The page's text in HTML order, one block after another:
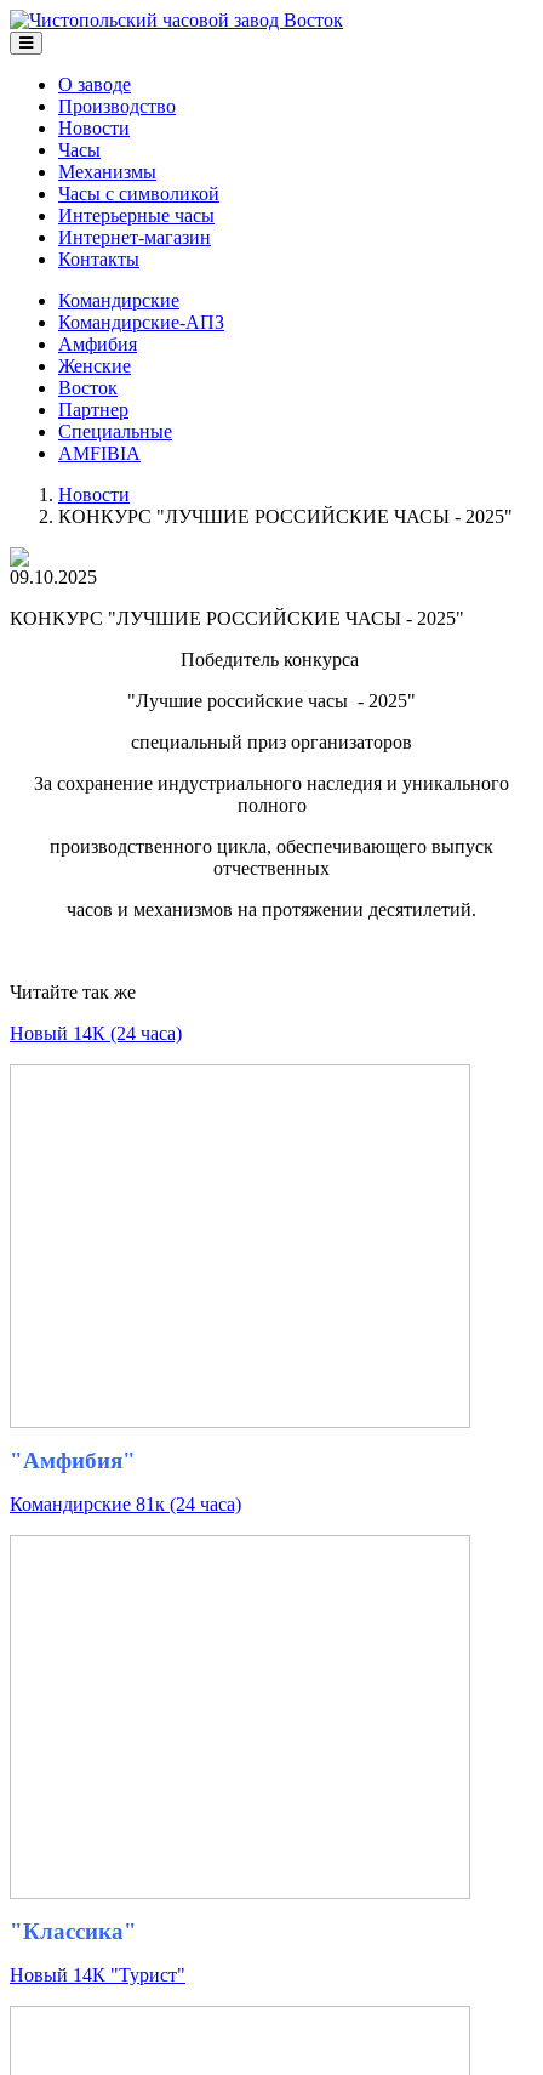
О заводе
Производство
Новости
Часы
Механизмы
Часы с символикой
Интерьерные часы
Интернет-магазин
Контакты
Командирские
Командирские-АПЗ
Амфибия
Женские
Восток
Партнер
Специальные
AMFIBIA
Новости
КОНКУРС "ЛУЧШИЕ РОССИЙСКИЕ ЧАСЫ - 2025"
09.10.2025
КОНКУРС "ЛУЧШИЕ РОССИЙСКИЕ ЧАСЫ - 2025"
Победитель конкурса
"Лучшие российские часы - 2025"
специальный приз организаторов
За сохранение индустриального наследия и уникального
полного
производственного цикла, обеспечивающего выпуск
отчественных
часов и механизмов на протяжении десятилетий.
Читайте так же
Новый 14К (24 часа)
"Амфибия"
Командирские 81к (24 часа)
"Классика"
Новый 14К "Турист"